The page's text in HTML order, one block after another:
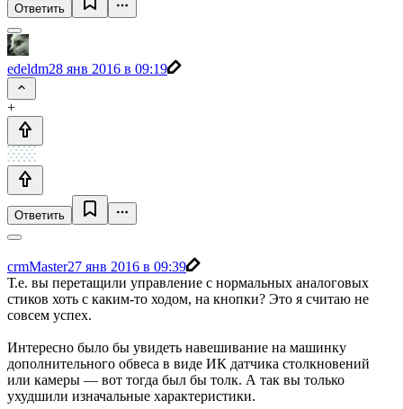
Ответить
edeldm28 янв 2016 в 09:19
+
Ответить
crmMaster27 янв 2016 в 09:39
Т.е. вы перетащили управление с нормальных аналоговых
стиков хоть с каким-то ходом, на кнопки? Это я считаю не
совсем успех.
Интересно было бы увидеть навешивание на машинку
дополнительного обвеса в виде ИК датчика столкновений
или камеры — вот тогда был бы толк. А так вы только
ухудшили изначальные характеристики.